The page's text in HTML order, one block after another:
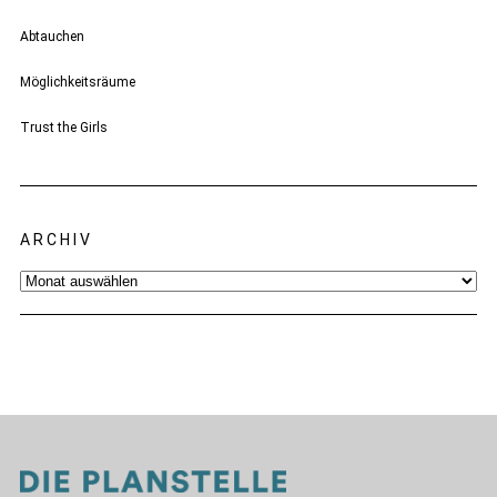
Abtauchen
Möglichkeitsräume
Trust the Girls
ARCHIV
Archiv